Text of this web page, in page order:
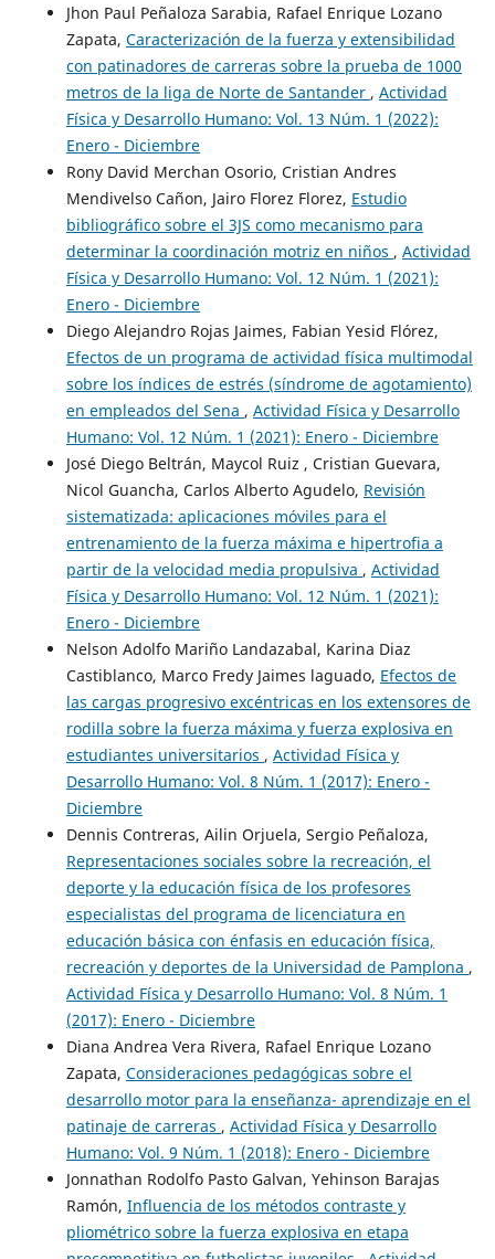
Jhon Paul Peñaloza Sarabia, Rafael Enrique Lozano
Zapata, Caracterización de la fuerza y extensibilidad
con patinadores de carreras sobre la prueba de 1000
metros de la liga de Norte de Santander , Actividad
Física y Desarrollo Humano: Vol. 13 Núm. 1 (2022):
Enero - Diciembre
Rony David Merchan Osorio, Cristian Andres
Mendivelso Cañon, Jairo Florez Florez, Estudio
bibliográfico sobre el 3JS como mecanismo para
determinar la coordinación motriz en niños , Actividad
Física y Desarrollo Humano: Vol. 12 Núm. 1 (2021):
Enero - Diciembre
Diego Alejandro Rojas Jaimes, Fabian Yesid Flórez,
Efectos de un programa de actividad física multimodal
sobre los índices de estrés (síndrome de agotamiento)
en empleados del Sena , Actividad Física y Desarrollo
Humano: Vol. 12 Núm. 1 (2021): Enero - Diciembre
José Diego Beltrán, Maycol Ruiz , Cristian Guevara,
Nicol Guancha, Carlos Alberto Agudelo, Revisión
sistematizada: aplicaciones móviles para el
entrenamiento de la fuerza máxima e hipertrofia a
partir de la velocidad media propulsiva , Actividad
Física y Desarrollo Humano: Vol. 12 Núm. 1 (2021):
Enero - Diciembre
Nelson Adolfo Mariño Landazabal, Karina Diaz
Castiblanco, Marco Fredy Jaimes laguado, Efectos de
las cargas progresivo excéntricas en los extensores de
rodilla sobre la fuerza máxima y fuerza explosiva en
estudiantes universitarios , Actividad Física y
Desarrollo Humano: Vol. 8 Núm. 1 (2017): Enero -
Diciembre
Dennis Contreras, Ailin Orjuela, Sergio Peñaloza,
Representaciones sociales sobre la recreación, el
deporte y la educación física de los profesores
especialistas del programa de licenciatura en
educación básica con énfasis en educación física,
recreación y deportes de la Universidad de Pamplona ,
Actividad Física y Desarrollo Humano: Vol. 8 Núm. 1
(2017): Enero - Diciembre
Diana Andrea Vera Rivera, Rafael Enrique Lozano
Zapata, Consideraciones pedagógicas sobre el
desarrollo motor para la enseñanza- aprendizaje en el
patinaje de carreras , Actividad Física y Desarrollo
Humano: Vol. 9 Núm. 1 (2018): Enero - Diciembre
Jonnathan Rodolfo Pasto Galvan, Yehinson Barajas
Ramón, Influencia de los métodos contraste y
pliométrico sobre la fuerza explosiva en etapa